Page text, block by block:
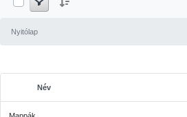
Nyitólap
Név